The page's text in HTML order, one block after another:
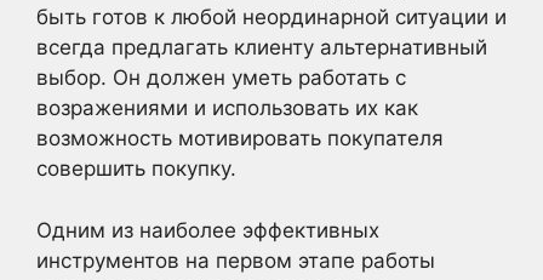
быть готов к любой неординарной ситуации и
всегда предлагать клиенту альтернативный
выбор. Он должен уметь работать с
возражениями и использовать их как
возможность мотивировать покупателя
совершить покупку.
Одним из наиболее эффективных
инструментов на первом этапе работы